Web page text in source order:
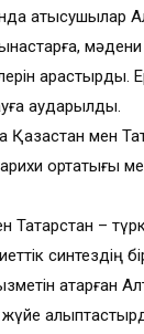
қатысушылар
аударылды.
мен
ортақтығы
Татарстан –
синтездің
атқарған
жүйе